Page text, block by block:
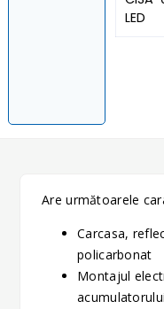
LED
Are următoarele
Carcasa,
policarbonat
Montajul